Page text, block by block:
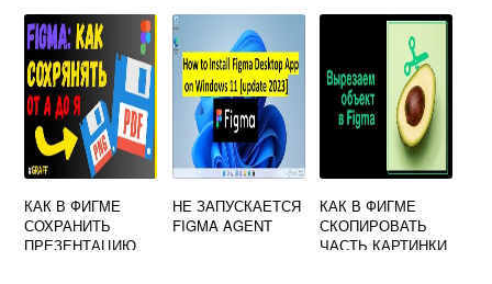
КАК В ФИГМЕ
СОХРАНИТЬ
ПРЕЗЕНТАЦИЮ
НЕ ЗАПУСКАЕТСЯ
FIGMA AGENT
КАК В ФИГМЕ
СКОПИРОВАТЬ
ЧАСТЬ КАРТИНКИ